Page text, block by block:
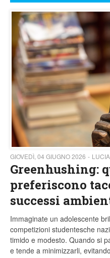
GIOVEDÌ, 04 GIUGNO 2026
Greenhushing:
preferiscono
successi
Immaginate un adolescente
competizioni studentesche
timido e modesto. Quando si
e tende a minimizzarli,